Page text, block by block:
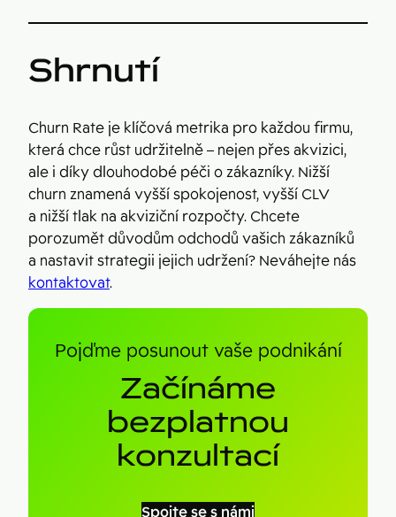
Shrnutí
Churn Rate je klíčová metrika pro každou firmu,
která chce růst udržitelně – nejen přes akvizici,
ale i díky dlouhodobé péči o zákazníky. Nižší
churn znamená vyšší spokojenost, vyšší CLV
a nižší tlak na akviziční rozpočty. Chcete
porozumět důvodům odchodů vašich zákazníků
a nastavit strategii jejich udržení? Neváhejte nás
kontaktovat.
Pojďme posunout vaše podnikání
Začínáme
bezplatnou
konzultací
Spojte se s námi